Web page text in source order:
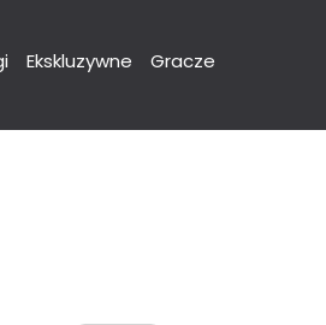
Ekskluzywne Gracze